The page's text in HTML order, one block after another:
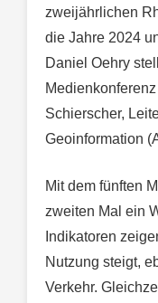
zweijährlichen
die Jahre 2024
Daniel Oehry
Schierscher,
Geoinformation
Mit dem fünften
zweiten Mal ein
Indikatoren
Nutzung steigt,
Verkehr.